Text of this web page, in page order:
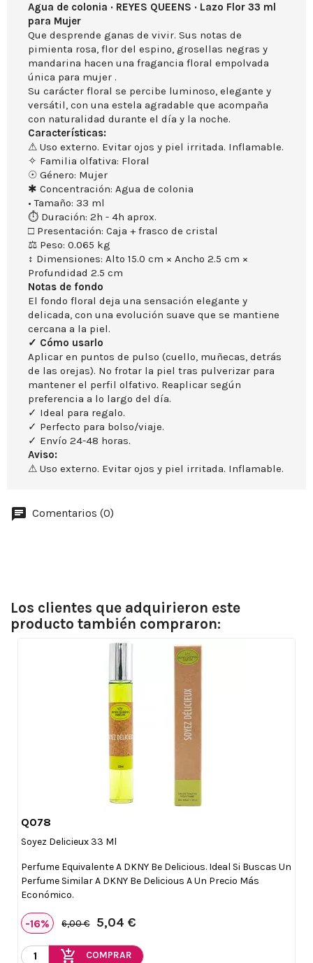
Agua de colonia · REYES QUEENS · Lazo Flor 33 ml
para Mujer
Que desprende ganas de vivir. Sus notas de
pimienta rosa, flor del espino, grosellas negras y
mandarina hacen una fragancia floral empolvada
única para mujer .
Su carácter floral se percibe luminoso, elegante y
versátil, con una estela agradable que acompaña
con naturalidad durante el día y la noche.
Características:
⚠ Uso externo. Evitar ojos y piel irritada. Inflamable.
✧ Familia olfativa: Floral
☉ Género: Mujer
✱ Concentración: Agua de colonia
• Tamaño: 33 ml
⏱ Duración: 2h - 4h aprox.
□ Presentación: Caja + frasco de cristal
⚖ Peso: 0.065 kg
↕ Dimensiones: Alto 15.0 cm × Ancho 2.5 cm ×
Profundidad 2.5 cm
Notas de fondo
El fondo floral deja una sensación elegante y
delicada, con una evolución suave que se mantiene
cercana a la piel.
✓ Cómo usarlo
Aplicar en puntos de pulso (cuello, muñecas, detrás
de las orejas). No frotar la piel tras pulverizar para
mantener el perfil olfativo. Reaplicar según
preferencia a lo largo del día.
✓ Ideal para regalo.
✓ Perfecto para bolso/viaje.
✓ Envío 24-48 horas.
Aviso:
⚠ Uso externo. Evitar ojos y piel irritada. Inflamable.
Comentarios (0)
Los clientes que adquirieron este
producto también compraron:
Q078
Soyez Delicieux 33 Ml
Perfume Equivalente A DKNY Be Delicious. Ideal Si Buscas Un
Perfume Similar A DKNY Be Delicious A Un Precio Más
Económico.
-16% 6,00 € 5,04 €
add_shopping_cart COMPRAR